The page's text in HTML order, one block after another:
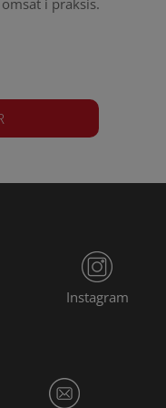
i praksis.
Instagram